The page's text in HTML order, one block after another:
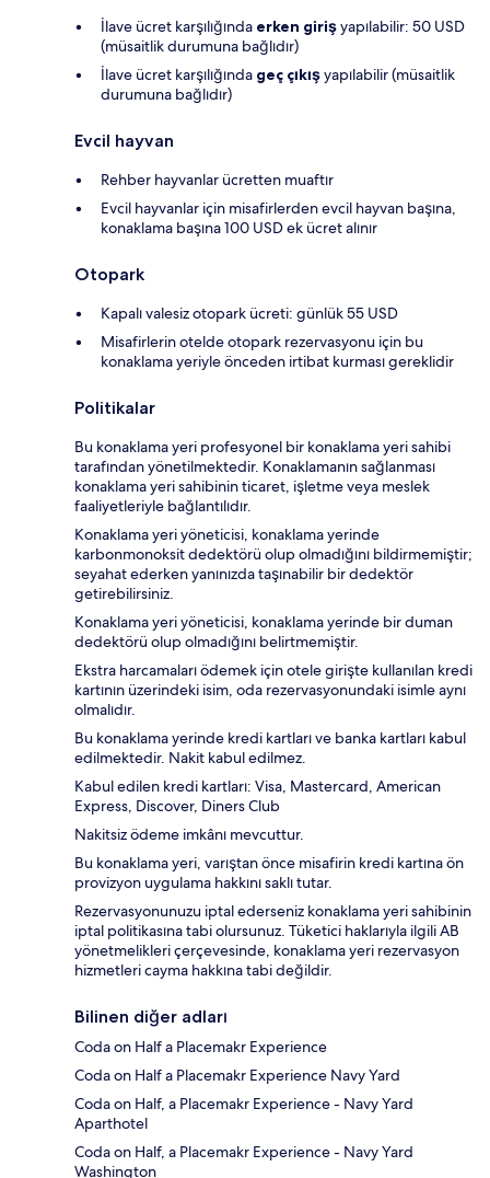
İlave ücret karşılığında erken girişyapılabilir: 50 USD
(müsaitlik durumuna bağlıdır)
İlave ücret karşılığında geç çıkışyapılabilir (müsaitlik
durumuna bağlıdır)
Evcil hayvan
Rehber hayvanlar ücretten muaftır
Evcil hayvanlar için misafirlerden evcil hayvan başına,
konaklama başına 100 USD ek ücret alınır
Otopark
Kapalı valesiz otopark ücreti: günlük 55 USD
Misafirlerin otelde otopark rezervasyonu için bu
konaklama yeriyle önceden irtibat kurması gereklidir
Politikalar
Bu konaklama yeri profesyonel bir konaklama yeri sahibi
tarafından yönetilmektedir. Konaklamanın sağlanması
konaklama yeri sahibinin ticaret, işletme veya meslek
faaliyetleriyle bağlantılıdır.
Konaklama yeri yöneticisi, konaklama yerinde
karbonmonoksit dedektörü olup olmadığını bildirmemiştir;
seyahat ederken yanınızda taşınabilir bir dedektör
getirebilirsiniz.
Konaklama yeri yöneticisi, konaklama yerinde bir duman
dedektörü olup olmadığını belirtmemiştir.
Ekstra harcamaları ödemek için otele girişte kullanılan kredi
kartının üzerindeki isim, oda rezervasyonundaki isimle aynı
olmalıdır.
Bu konaklama yerinde kredi kartları ve banka kartları kabul
edilmektedir. Nakit kabul edilmez.
Kabul edilen kredi kartları: Visa, Mastercard, American
Express, Discover, Diners Club
Nakitsiz ödeme imkânı mevcuttur.
Bu konaklama yeri, varıştan önce misafirin kredi kartına ön
provizyon uygulama hakkını saklı tutar.
Rezervasyonunuzu iptal ederseniz konaklama yeri sahibinin
iptal politikasına tabi olursunuz. Tüketici haklarıyla ilgili AB
yönetmelikleri çerçevesinde, konaklama yeri rezervasyon
hizmetleri cayma hakkına tabi değildir.
Bilinen diğer adları
Coda on Half a Placemakr Experience
Coda on Half a Placemakr Experience Navy Yard
Coda on Half, a Placemakr Experience - Navy Yard
Aparthotel
Coda on Half, a Placemakr Experience - Navy Yard
Washington